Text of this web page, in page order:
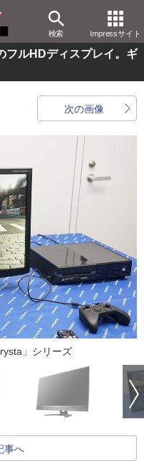
検索 Impressサイト
フルHDディスプレイ。ギ
次の画像
」シリーズ
事へ